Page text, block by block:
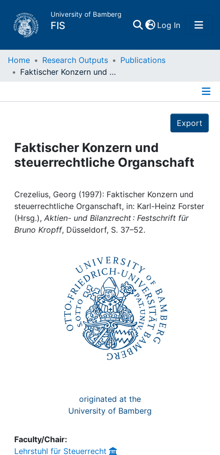
University of Bamberg
FIS Log In(current)
Home
Projects
People
Institutions
Awards
Home Research Outputs
Publications
Faktischer Konzern und steuerrechtliche Organschaft
Export
Faktischer Konzern und
steuerrechtliche Organschaft
Crezelius, Georg (1997): Faktischer Konzern und
steuerrechtliche Organschaft, in: Karl-Heinz Forster
(Hrsg.), Aktien- und Bilanzrecht : Festschrift für
Bruno Kropff, Düsseldorf, S. 37–52.
originated at the
University of Bamberg
Faculty/Chair:
Lehrstuhl für Steuerrecht